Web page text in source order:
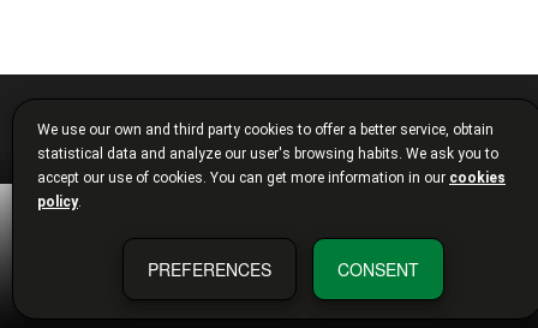
Política de cookies
Política de privacitat
Diputació de València
We use our own and third party cookies to offer a better service, obtain
statistical data and analyze our user's browsing habits. We ask you to
accept our use of cookies. You can get more information in our cookies
policy.
PREFERENCES CONSENT